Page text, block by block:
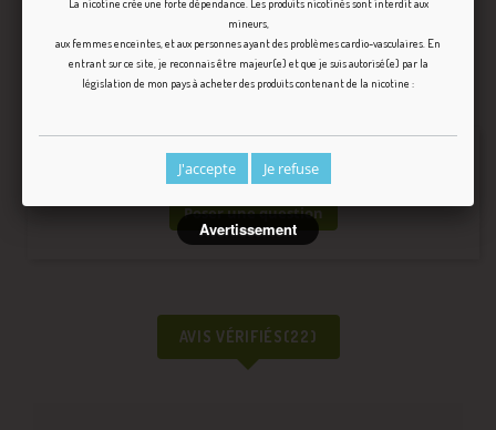
la bible pour fabriquer soi-même son e-
liquide : dosage, fabrication, maturation et dégustation !
Pas de questions pour le moment.
Poser une question
AVIS VÉRIFIÉS(22)
La nicotine crée une forte dépendance. Les produits nicotinés sont interdit aux
mineurs,
aux femmes enceintes, et aux personnes ayant des problèmes cardio-vasculaires. En
entrant sur ce site, je reconnais être majeur(e) et que je suis autorisé(e) par la
législation de mon pays à acheter des produits contenant de la nicotine :
J'accepte Je refuse
Avertissement